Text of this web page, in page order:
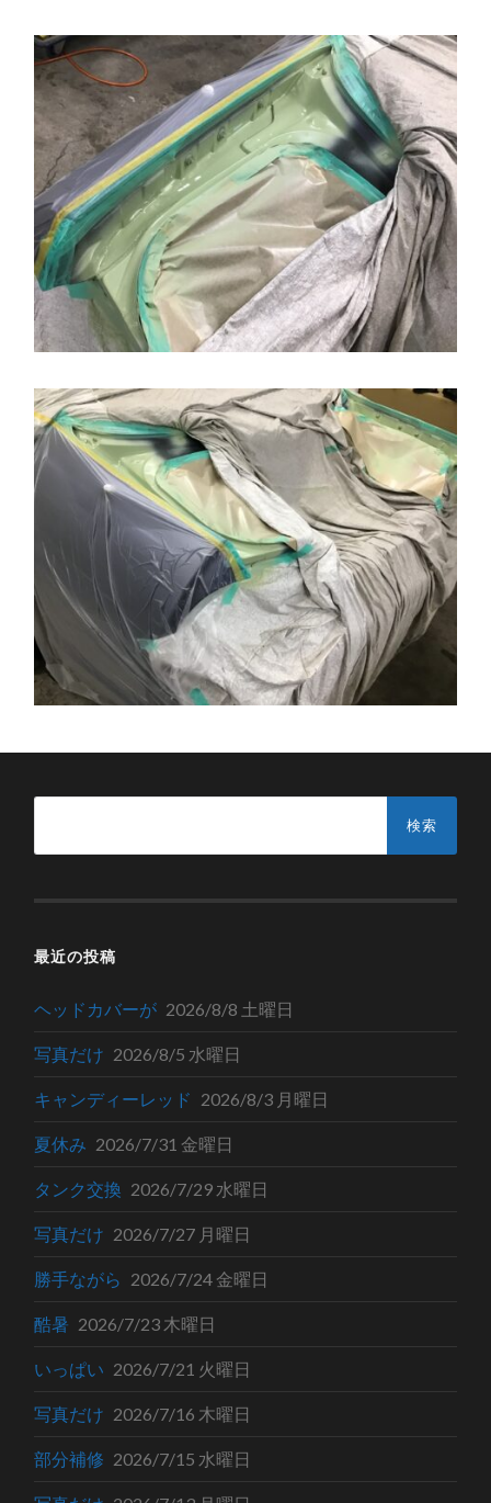
最近の投稿
ヘッドカバーが 2026/8/8 土曜日
写真だけ 2026/8/5 水曜日
キャンディーレッド 2026/8/3 月曜日
夏休み 2026/7/31 金曜日
タンク交換 2026/7/29 水曜日
写真だけ 2026/7/27 月曜日
勝手ながら 2026/7/24 金曜日
酷暑 2026/7/23 木曜日
いっぱい 2026/7/21 火曜日
写真だけ 2026/7/16 木曜日
部分補修 2026/7/15 水曜日